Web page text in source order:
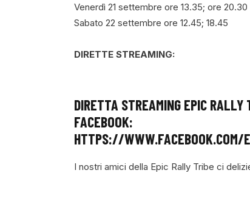
Venerdì 21 settembre ore 13.35; ore 20.30
Sabato 22 settembre ore 12.45; 18.45
DIRETTE STREAMING:
DIRETTA STREAMING EPIC
FACEBOOK:
HTTPS://WWW.FACEBOOK.COM/
I nostri amici della Epic Rally Tribe ci